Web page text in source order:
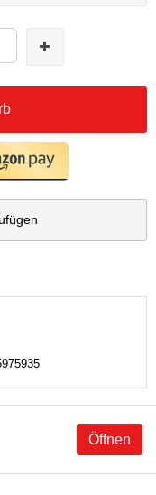
Öffnen